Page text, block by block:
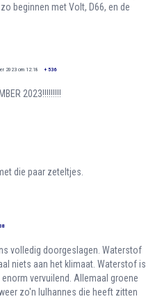
beginnen met Volt, D66, en de
2023 om 12:18 + 536
2023!!!!!!!!!
die paar zeteltjes.
volledig doorgeslagen. Waterstof
niets aan het klimaat. Waterstof is
vervuilend. Allemaal groene
zo'n lulhannes die heeft zitten